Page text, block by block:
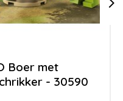
Boer met
- 30590